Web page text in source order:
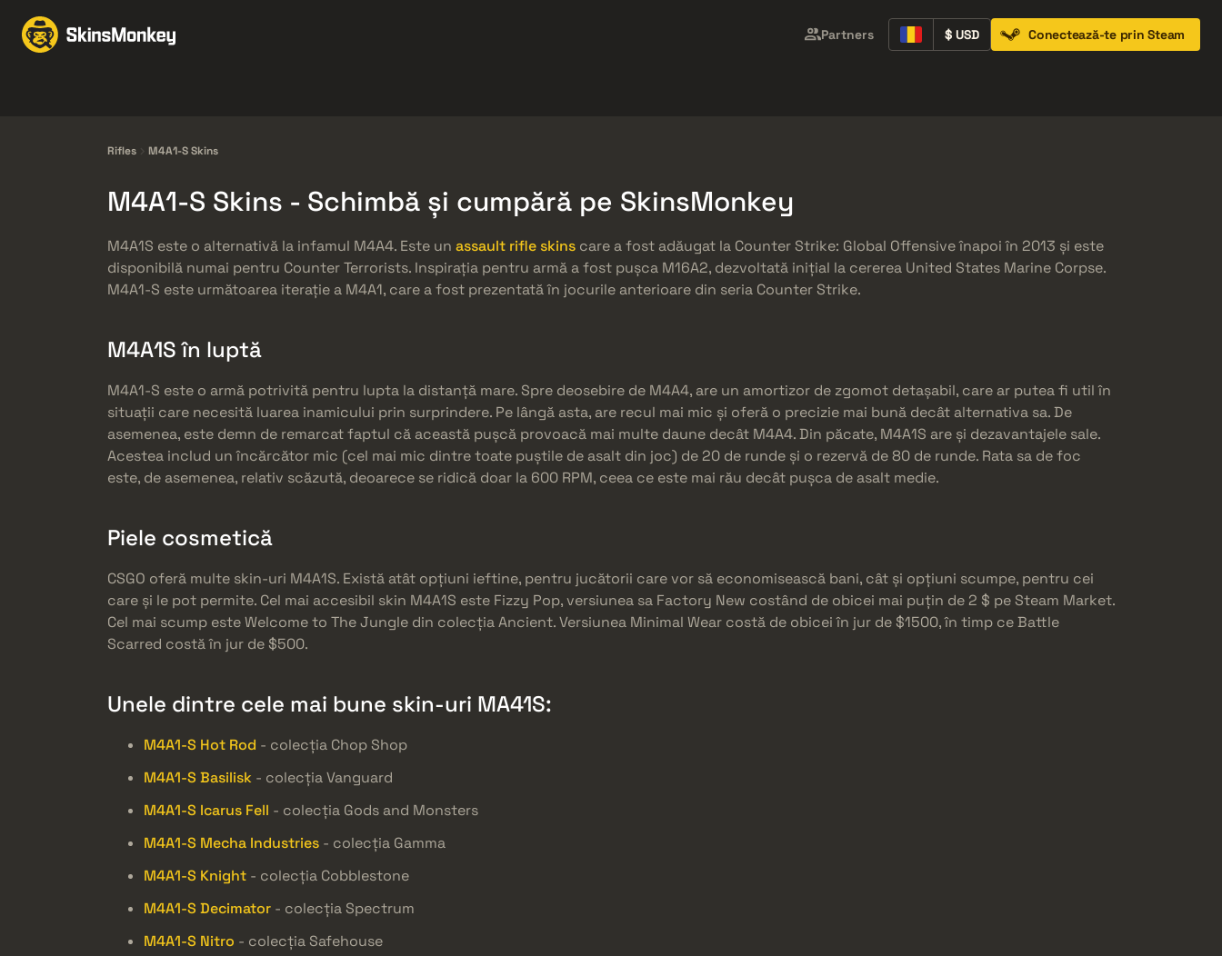
Partners $ USD Conectează-te prin Steam
Rifles M4A1-S Skins
M4A1-S Skins - Schimbă și cumpără pe SkinsMonkey
M4A1S este o alternativă la infamul M4A4. Este un assault rifle skins care a fost adăugat la Counter Strike: Global Offensive înapoi în 2013 și este
disponibilă numai pentru Counter Terrorists. Inspirația pentru armă a fost pușca M16A2, dezvoltată inițial la cererea United States Marine Corpse.
M4A1-S este următoarea iterație a M4A1, care a fost prezentată în jocurile anterioare din seria Counter Strike.
M4A1S în luptă
M4A1-S este o armă potrivită pentru lupta la distanță mare. Spre deosebire de M4A4, are un amortizor de zgomot detașabil, care ar putea fi util în
situații care necesită luarea inamicului prin surprindere. Pe lângă asta, are recul mai mic și oferă o precizie mai bună decât alternativa sa. De
asemenea, este demn de remarcat faptul că această pușcă provoacă mai multe daune decât M4A4. Din păcate, M4A1S are și dezavantajele sale.
Acestea includ un încărcător mic (cel mai mic dintre toate puștile de asalt din joc) de 20 de runde și o rezervă de 80 de runde. Rata sa de foc
este, de asemenea, relativ scăzută, deoarece se ridică doar la 600 RPM, ceea ce este mai rău decât pușca de asalt medie.
Piele cosmetică
CSGO oferă multe skin-uri M4A1S. Există atât opțiuni ieftine, pentru jucătorii care vor să economisească bani, cât și opțiuni scumpe, pentru cei
care și le pot permite. Cel mai accesibil skin M4A1S este Fizzy Pop, versiunea sa Factory New costând de obicei mai puțin de 2 $ pe Steam Market.
Cel mai scump este Welcome to The Jungle din colecția Ancient. Versiunea Minimal Wear costă de obicei în jur de $1500, în timp ce Battle
Scarred costă în jur de $500.
Unele dintre cele mai bune skin-uri MA41S:
M4A1-S Hot Rod - colecția Chop Shop
M4A1-S Basilisk - colecția Vanguard
M4A1-S Icarus Fell - colecția Gods and Monsters
M4A1-S Mecha Industries - colecția Gamma
M4A1-S Knight - colecția Cobblestone
M4A1-S Decimator - colecția Spectrum
M4A1-S Nitro - colecția Safehouse